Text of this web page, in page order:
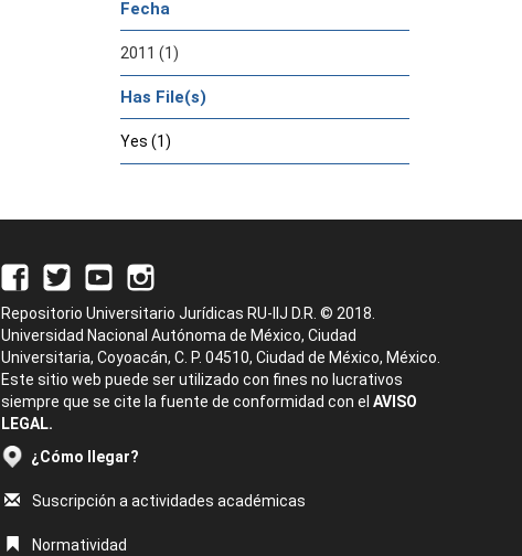
Fecha
2011 (1)
Has File(s)
Yes (1)
Repositorio Universitario Jurídicas RU-IIJ D.R. © 2018.
Universidad Nacional Autónoma de México, Ciudad
Universitaria, Coyoacán, C. P. 04510, Ciudad de México, México.
Este sitio web puede ser utilizado con fines no lucrativos
siempre que se cite la fuente de conformidad con el AVISO
LEGAL.
¿Cómo llegar?
Suscripción a actividades académicas
Normatividad